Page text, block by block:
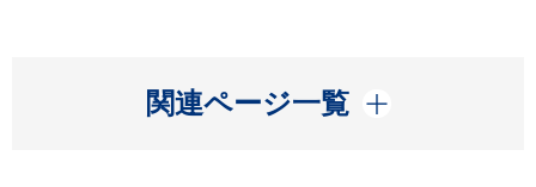
関連ページ一覧
開く